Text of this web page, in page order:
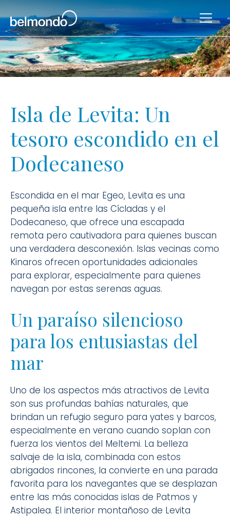
Isla de Levita: Un
tesoro escondido en el
Dodecaneso
Escondida en el mar Egeo, Levita es una
pequeña isla entre las Cícladas y el
Dodecaneso, que ofrece una escapada
remota pero cautivadora para quienes buscan
una verdadera desconexión. Islas vecinas como
Kinaros ofrecen oportunidades adicionales
para explorar, especialmente para quienes
navegan por estas serenas aguas.
Un paraíso silencioso
para los entusiastas del
mar
Uno de los aspectos más atractivos de Levita
son sus profundas bahías naturales, que
brindan un refugio seguro para yates y barcos,
especialmente en verano cuando soplan con
fuerza los vientos del Meltemi. La belleza
salvaje de la isla, combinada con estos
abrigados rincones, la convierte en una parada
favorita para los navegantes que se desplazan
entre las más conocidas islas de Patmos y
Astipalea. El interior montañoso de Levita